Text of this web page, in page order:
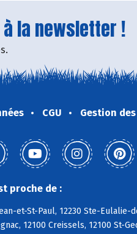
la newsletter !
CGU Gestion
proche de :
et-St-Paul, 12230 Ste-
12100 Creissels, 12100 St-